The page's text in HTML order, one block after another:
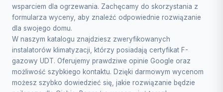
wsparciem dla ogrzewania. Zachęcamy do skorzystania z
formularza wyceny, aby znaleźć odpowiednie rozwiązanie
dla swojego domu.
W naszym katalogu znajdziesz zweryfikowanych
instalatorów klimatyzacji, którzy posiadają certyfikat F-
gazowy UDT. Oferujemy prawdziwe opinie Google oraz
możliwość szybkiego kontaktu. Dzięki darmowym wycenom
możesz szybko dowiedzieć się, jakie rozwiązanie będzie